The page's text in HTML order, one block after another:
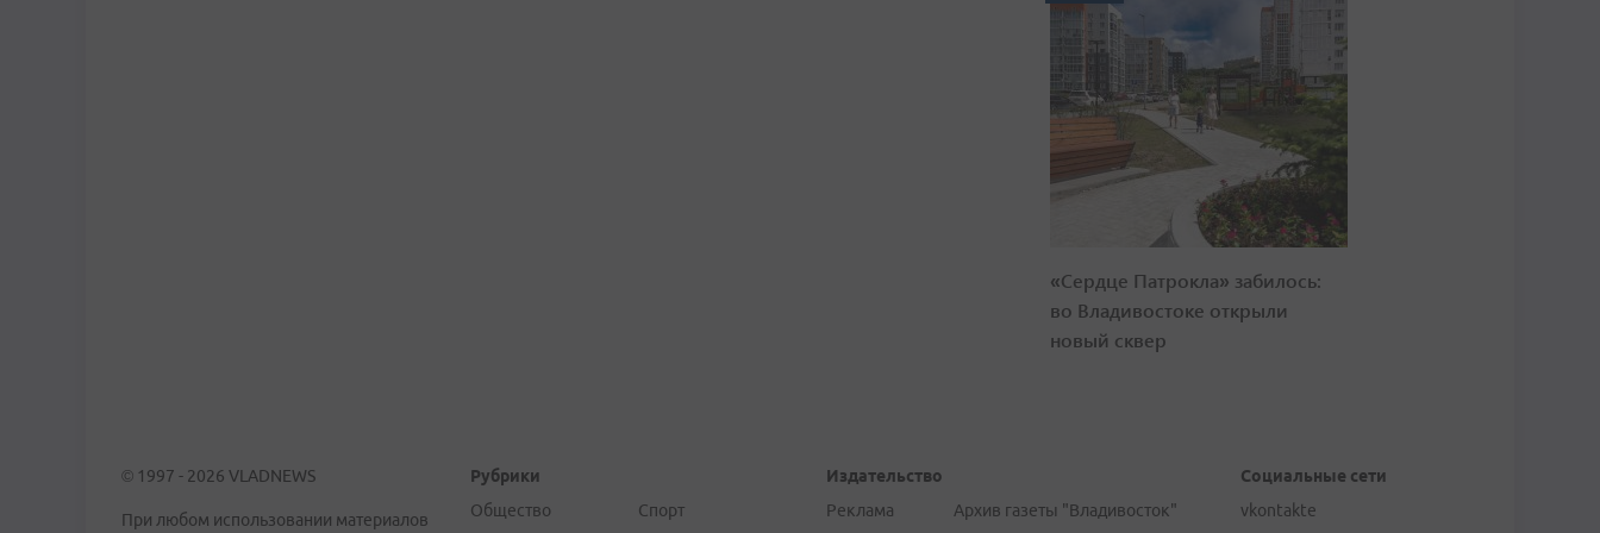
«Сердце Патрокла» забилось:
во Владивостоке открыли
новый сквер
© 1997 - 2026 VLADNEWS
При любом использовании материалов
Рубрики
Общество
Спорт
Издательство
Реклама
Архив газеты "Владивосток"
Социальные сети
vkontakte